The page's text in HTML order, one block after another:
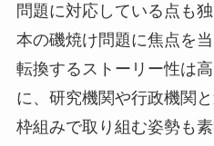
問題に対応している点も
本の磯焼け問題に焦点を
転換するストーリー性は
に、研究機関や行政機関
枠組みで取り組む姿勢も